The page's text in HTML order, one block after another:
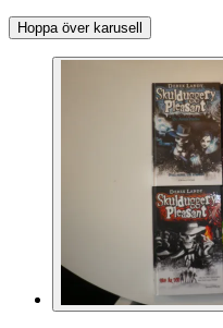
Hoppa över karusell